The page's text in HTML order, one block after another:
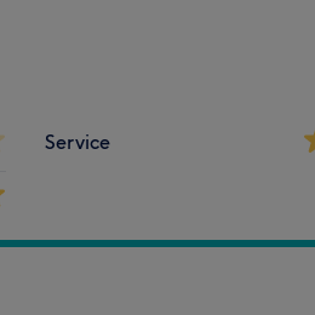
Service